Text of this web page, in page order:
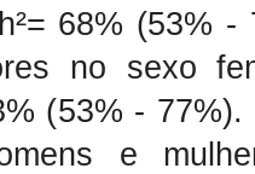
68% (53%
no sexo
(53% -
e